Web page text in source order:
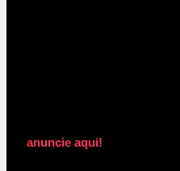
anuncie aqui!